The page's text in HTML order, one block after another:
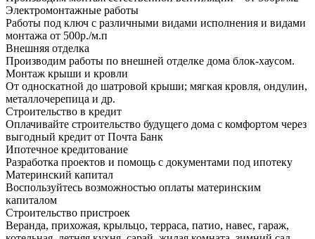
Электромонтажные работы
Работы под ключ с различными видами исполнения и видами
монтажа от 500р./м.п
Внешняя отделка
Производим работы по внешней отделке дома блок-хаусом.
Монтаж крыши и кровли
От односкатной до шатровой крыши; мягкая кровля, ондулин,
металлочерепица и др.
Строительство в кредит
Оплачивайте строительство будущего дома с комфортом через
выгодный кредит от Почта Банк
Ипотечное кредитование
Разработка проектов и помощь с документами под ипотеку
Материнский капитал
Воспользуйтесь возможностью оплаты материнским
капиталом
Строительство пристроек
Веранда, прихожая, крыльцо, терраса, патио, навес, гараж,